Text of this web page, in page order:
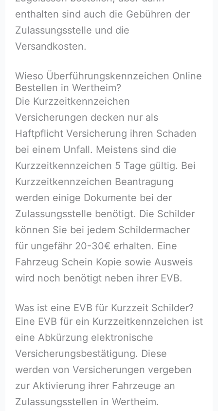
enthalten sind auch die Gebühren der
Zulassungsstelle und die
Versandkosten.
Wieso Überführungskennzeichen Online
Bestellen in Wertheim?
Die Kurzzeitkennzeichen
Versicherungen decken nur als
Haftpflicht Versicherung ihren Schaden
bei einem Unfall. Meistens sind die
Kurzzeitkennzeichen 5 Tage gültig. Bei
Kurzzeitkennzeichen Beantragung
werden einige Dokumente bei der
Zulassungsstelle benötigt. Die Schilder
können Sie bei jedem Schildermacher
für ungefähr 20-30€ erhalten. Eine
Fahrzeug Schein Kopie sowie Ausweis
wird noch benötigt neben ihrer EVB.
Was ist eine EVB für Kurzzeit Schilder?
Eine EVB für ein Kurzzeitkennzeichen ist
eine Abkürzung elektronische
Versicherungsbestätigung. Diese
werden von Versicherungen vergeben
zur Aktivierung ihrer Fahrzeuge an
Zulassungsstellen in Wertheim.